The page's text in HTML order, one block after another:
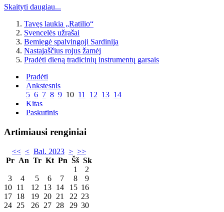
Skaityti daugiau...
Tavęs laukia „Ratilio“
Svencelės užrašai
Bemiegė spalvingoji Sardinija
Nastajaščius rojus žamėj
Pradėti dieną tradicinių instrumentų garsais
Pradėti
Ankstesnis
5 6 7 8 9 10 11 12 13 14
Kitas
Paskutinis
Artimiausi renginiai
<< < Bal. 2023 > >>
Pr An Tr Kt Pn Šš Sk
1
2
3
4 5 6 7 8
9
10 11 12 13 14 15 16
17 18 19 20 21 22 23
24 25 26 27 28 29 30